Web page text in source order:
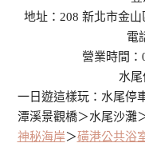
地址：208 新北市金
電
營業時間：
水尾
一日遊這樣玩：水尾停
潭溪景觀橋＞水尾沙灘
神秘海岸＞磺港公共浴